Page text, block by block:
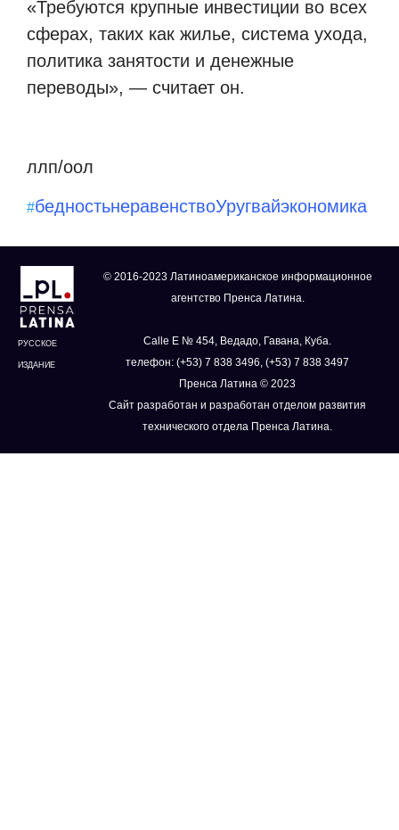
«Требуются крупные инвестиции во всех
сферах, таких как жилье, система ухода,
политика занятости и денежные
переводы», — считает он.
ллп/оол
#бедностьнеравенствоУругвайэкономика
РУССКОЕ
ИЗДАНИЕ
© 2016-2023 Латиноамериканское информационное
агентство Пренса Латина.
Calle E № 454, Ведадо, Гавана, Куба.
телефон: (+53) 7 838 3496, (+53) 7 838 3497
Пренса Латина © 2023
Сайт разработан и разработан отделом развития
технического отдела Пренса Латина.